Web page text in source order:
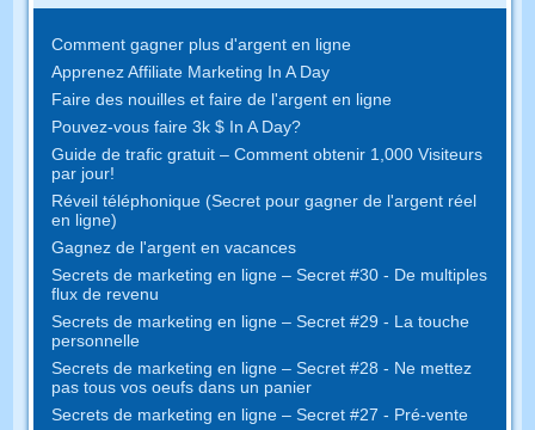
Comment gagner plus d'argent en ligne
Apprenez Affiliate Marketing In A Day
Faire des nouilles et faire de l'argent en ligne
Pouvez-vous faire 3k $ In A Day?
Guide de trafic gratuit – Comment obtenir 1,000 Visiteurs
par jour!
Réveil téléphonique (Secret pour gagner de l'argent réel
en ligne)
Gagnez de l'argent en vacances
Secrets de marketing en ligne – Secret #30 - De multiples
flux de revenu
Secrets de marketing en ligne – Secret #29 - La touche
personnelle
Secrets de marketing en ligne – Secret #28 - Ne mettez
pas tous vos oeufs dans un panier
Secrets de marketing en ligne – Secret #27 - Pré-vente